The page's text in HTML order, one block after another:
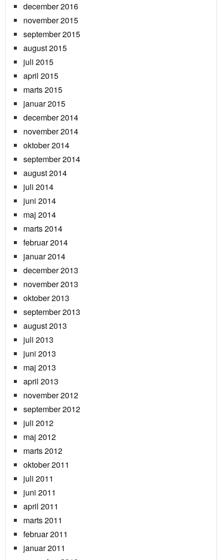
december 2016
november 2015
september 2015
august 2015
juli 2015
april 2015
marts 2015
januar 2015
december 2014
november 2014
oktober 2014
september 2014
august 2014
juli 2014
juni 2014
maj 2014
marts 2014
februar 2014
januar 2014
december 2013
november 2013
oktober 2013
september 2013
august 2013
juli 2013
juni 2013
maj 2013
april 2013
november 2012
september 2012
juli 2012
maj 2012
marts 2012
oktober 2011
juli 2011
juni 2011
april 2011
marts 2011
februar 2011
januar 2011